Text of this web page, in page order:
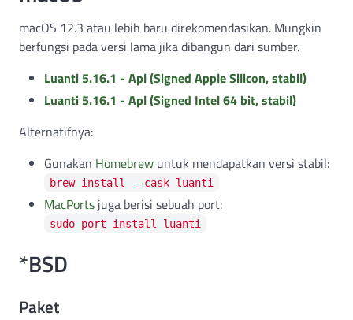
macOS 12.3 atau lebih baru direkomendasikan. Mungkin
berfungsi pada versi lama jika dibangun dari sumber.
Luanti 5.16.1 - Apl (Signed Apple Silicon, stabil)
Luanti 5.16.1 - Apl (Signed Intel 64 bit, stabil)
Alternatifnya:
Gunakan Homebrew untuk mendapatkan versi stabil:
brew install --cask luanti
MacPorts juga berisi sebuah port:
sudo port install luanti
*BSD
Paket